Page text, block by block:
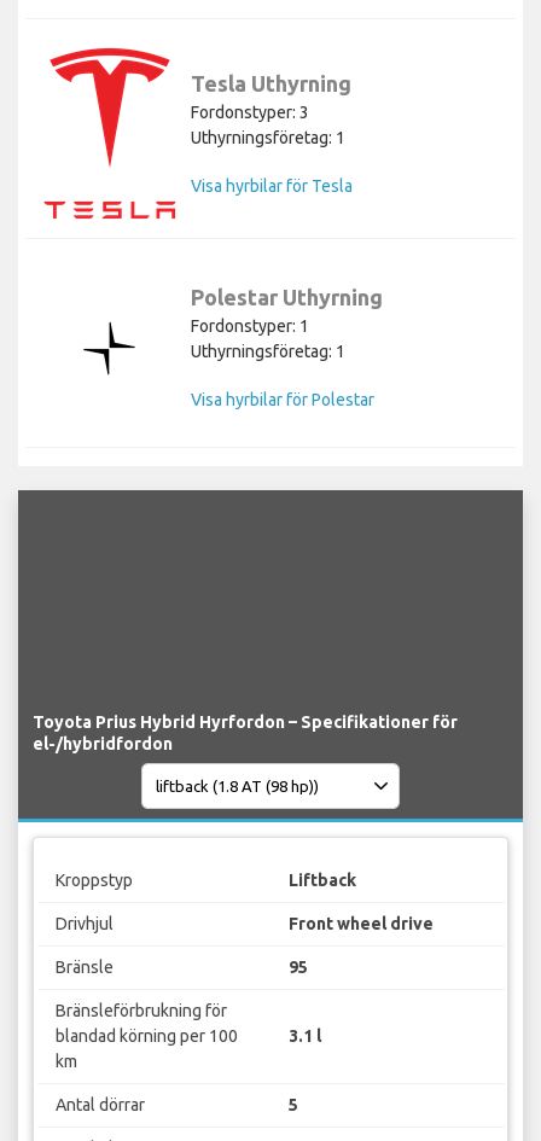
Tesla Uthyrning
Fordonstyper: 3
Uthyrningsföretag: 1
Visa hyrbilar för Tesla
Polestar Uthyrning
Fordonstyper: 1
Uthyrningsföretag: 1
Visa hyrbilar för Polestar
Toyota Prius Hybrid Hyrfordon – Specifikationer för
el-/hybridfordon
Kroppstyp Liftback
Drivhjul Front wheel drive
Bränsle 95
Bränsleförbrukning för
blandad körning per 100
km
3.1 l
Antal dörrar 5